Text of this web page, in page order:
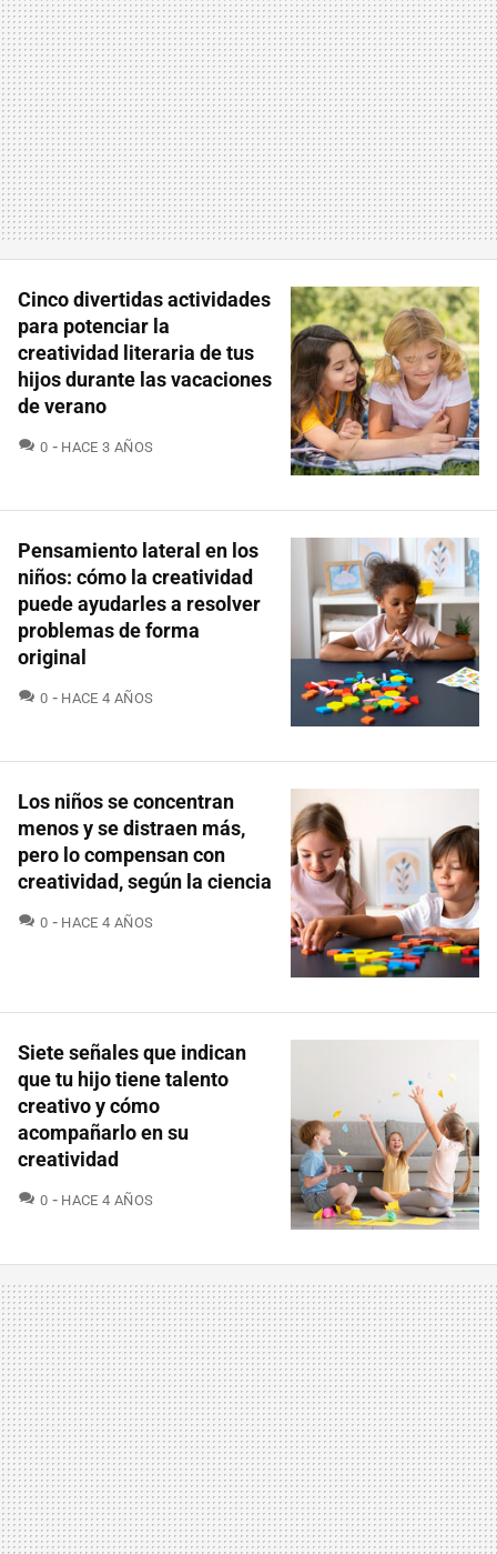
Cinco divertidas actividades
para potenciar la
creatividad literaria de tus
hijos durante las vacaciones
de verano
0 COMENTARIOS
HACE 3 AÑOS
Pensamiento lateral en los
niños: cómo la creatividad
puede ayudarles a resolver
problemas de forma
original
0 COMENTARIOS
HACE 4 AÑOS
Los niños se concentran
menos y se distraen más,
pero lo compensan con
creatividad, según la ciencia
0 COMENTARIOS
HACE 4 AÑOS
Siete señales que indican
que tu hijo tiene talento
creativo y cómo
acompañarlo en su
creatividad
0 COMENTARIOS
HACE 4 AÑOS